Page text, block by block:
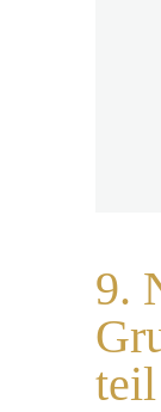
9.
teil